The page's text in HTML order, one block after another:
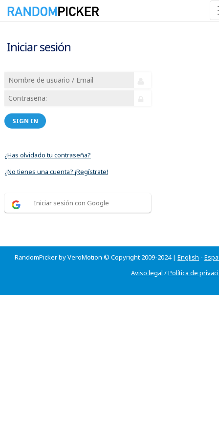
Iniciar sesión
SIGN IN
¿Has olvidado tu contraseña?
¿No tienes una cuenta? ¡Regístrate!
Iniciar sesión con Google
RandomPicker by VeroMotion © Copyright 2009-2024 | English -
Aviso legal /Política de